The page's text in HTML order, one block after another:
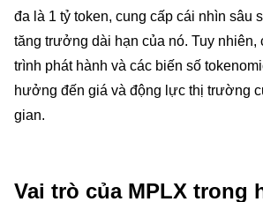
đa là 1 tỷ token, cung cấp cái nhìn sâu
tăng trưởng dài hạn của nó. Tuy nhiên,
trình phát hành và các biến số
hưởng đến giá và động lực thị trường
gian.
Vai trò của MPLX trong